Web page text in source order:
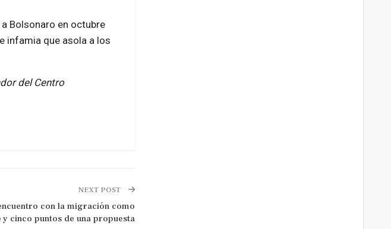
Bolsonaro en octubre
infamia que asola a los
del Centro
NEXT POST
con la migración como
y cinco puntos de una propuesta